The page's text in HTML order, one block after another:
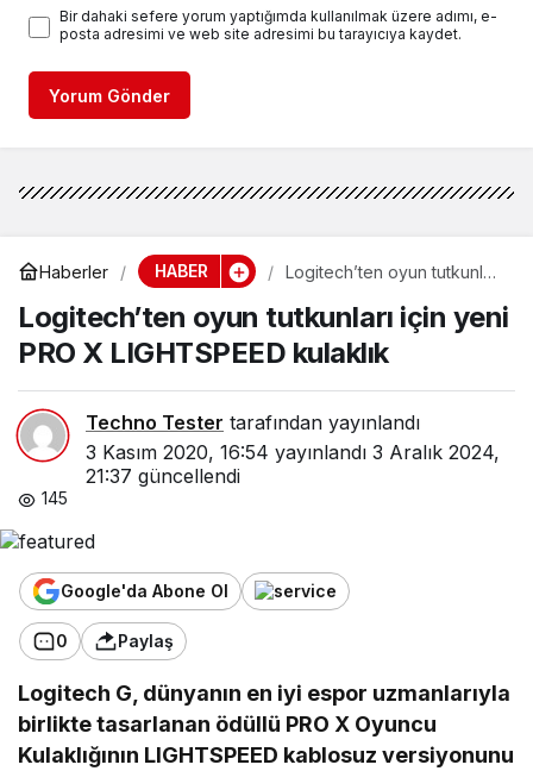
Bir dahaki sefere yorum yaptığımda kullanılmak üzere adımı, e-
posta adresimi ve web site adresimi bu tarayıcıya kaydet.
Yorum Gönder
Haberler HABER
Logitech’ten oyun tutkunları
LIGHTSPEED kulaklık
Logitech’ten oyun tutkunları için yeni
PRO X LIGHTSPEED kulaklık
Techno Tester tarafından yayınlandı
3 Kasım 2020, 16:54 yayınlandı 3 Aralık 2024,
21:37 güncellendi
145
Google'da Abone Ol
0 Paylaş
Logitech G, dünyanın en iyi espor uzmanlarıyla
birlikte tasarlanan ödüllü PRO X Oyuncu
Kulaklığının LIGHTSPEED kablosuz versiyonunu